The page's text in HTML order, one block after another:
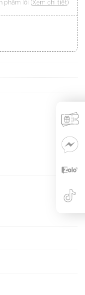
phẩm lỗi (Xem chi tiết)